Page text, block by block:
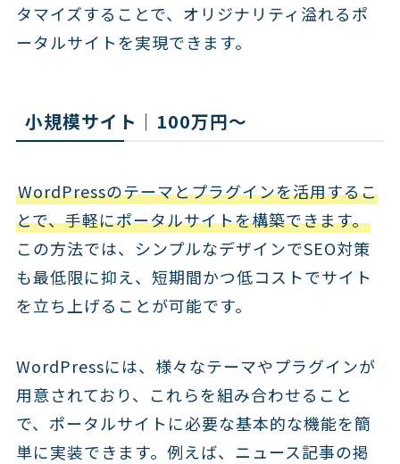
タマイズすることで、オリジナリティ溢れるポ
ータルサイトを実現できます。
小規模サイト｜100万円～
WordPressのテーマとプラグインを活用するこ
とで、手軽にポータルサイトを構築できます。
この方法では、シンプルなデザインでSEO対策
も最低限に抑え、短期間かつ低コストでサイト
を立ち上げることが可能です。
WordPressには、様々なテーマやプラグインが
用意されており、これらを組み合わせること
で、ポータルサイトに必要な基本的な機能を簡
単に実装できます。例えば、ニュース記事の掲